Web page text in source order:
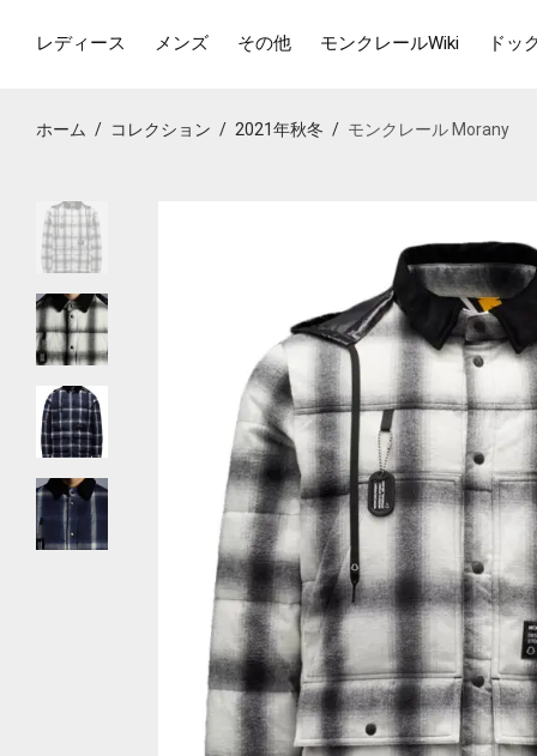
レディース メンズ その他 モンクレールWiki ドッ
ホーム / コレクション / 2021年秋冬 / モンクレール Morany